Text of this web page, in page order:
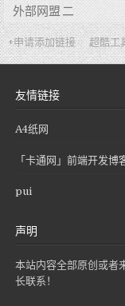
外部网盟 二
+申请添加链接 超酷工
友情链接
A4纸网
「卡通网」前端开发博
pui
声明
本站内容全部原创或者
长联系！